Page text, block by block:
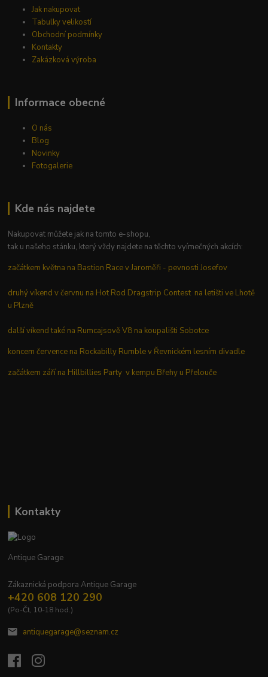
Jak nakupovat
Tabulky velikostí
Obchodní podmínky
Kontakty
Zakázková výroba
Informace obecné
O nás
Blog
Novinky
Fotogalerie
Kde nás najdete
Nakupovat můžete jak na tomto e-shopu,
tak u našeho stánku, který vždy najdete na těchto vyímečných akcích:
začátkem května na Bastion Race v Jaroměři - pevnosti Josefov
druhý víkend v červnu na Hot Rod Dragstrip Contest na letišti ve Lhotě
u Plzně
další víkend také na Rumcajsově V8 na koupališti Sobotce
koncem července na Rockabilly Rumble v Řevnickém lesním divadle
začátkem září na Hillbillies Party v kempu Břehy u Přelouče
Kontakty
Antique Garage
Zákaznická podpora Antique Garage
+420 608 120 290
(Po-Čt, 10-18 hod.)
antiquegarage@seznam.cz